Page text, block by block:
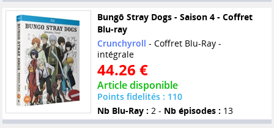
Bungô Stray Dogs - Saison 4 - Coffret
Blu-ray
Crunchyroll - Coffret Blu-Ray -
intégrale
44.26 €
Article disponible
Points fidelités : 110
Nb Blu-Ray : 2 - Nb épisodes : 13